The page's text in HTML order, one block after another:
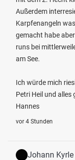
Außerdem
Karpfenangeln
gemacht habe
runs bei
am See.
Ich würde mich
Petri Heil und alles
Hannes
vor 4 Stunden
Johann Kyrle